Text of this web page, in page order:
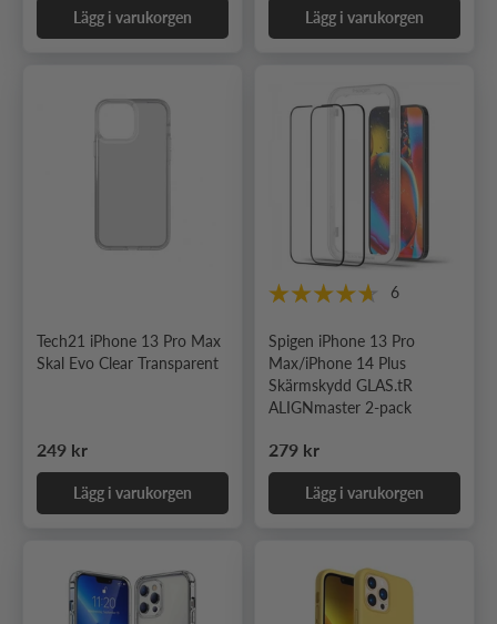
Lägg i varukorgen Lägg i varukorgen
Tech21 iPhone 13 Pro Max
Skal Evo Clear Transparent
Ordinarie pris
249 kr
Lägg i varukorgen
6
Spigen iPhone 13 Pro
Max/iPhone 14 Plus
Skärmskydd GLAS.tR
ALIGNmaster 2-pack
Ordinarie pris
279 kr
Lägg i varukorgen